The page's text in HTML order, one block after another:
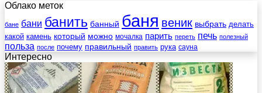
Облако меток
бане бани банить банный баня веник выбрать делать
какой камень который можно мочалка парить переть печь полезный
польза после почему правильный править рука сауна
Интересно